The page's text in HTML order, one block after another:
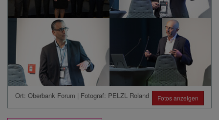
Ort: Oberbank Forum | Fotograf: PELZL Roland Fotos anzeigen